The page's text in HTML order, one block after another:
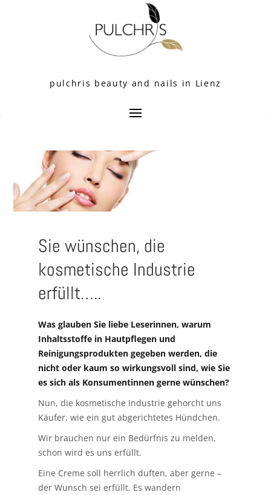
pulchris beauty and nails in Lienz
Sie wünschen, die
kosmetische Industrie
erfüllt…..
Was glauben Sie liebe Leserinnen, warum
Inhaltsstoffe in Hautpflegen und
Reinigungsprodukten gegeben werden, die
nicht oder kaum so wirkungsvoll sind, wie Sie
es sich als Konsumentinnen gerne wünschen?
Nun, die kosmetische Industrie gehorcht uns
Käufer, wie ein gut abgerichtetes Hündchen.
Wir brauchen nur ein Bedürfnis zu melden,
schon wird es uns erfüllt.
Eine Creme soll herrlich duften, aber gerne –
der Wunsch sei erfüllt. Es wandern